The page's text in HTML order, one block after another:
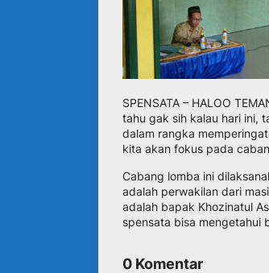
SPENSATA – HALOO
tahu gak sih kalau hari ini,
dalam rangka
kita akan fokus pada
Cabang lomba ini
adalah perwakilan dari
adalah bapak Khozinatul
spensata bisa mengetahui
0 Komentar